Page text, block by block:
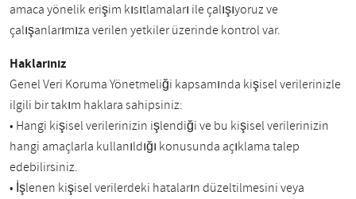
amaca yönelik erişim kısıtlamaları ile çalışıyoruz ve
çalışanlarımıza verilen yetkiler üzerinde kontrol var.
Haklarınız
Genel Veri Koruma Yönetmeliği kapsamında kişisel verilerinizle
ilgili bir takım haklara sahipsiniz:
• Hangi kişisel verilerinizin işlendiği ve bu kişisel verilerinizin
hangi amaçlarla kullanıldığı konusunda açıklama talep
edebilirsiniz.
• İşlenen kişisel verilerdeki hataların düzeltilmesini veya